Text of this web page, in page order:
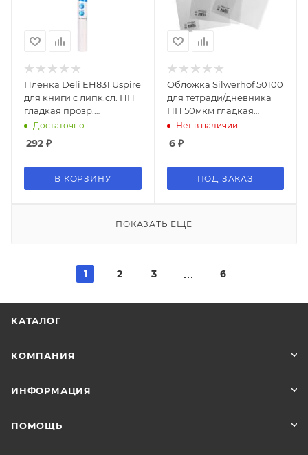
Пленка Deli EH831 Uspire
для книги с липк.сл. ПП
гладкая прозр.
500х3000
Достаточно
292 ₽
В КОРЗИНУ
Обложка Silwerhof 50100
для тетради/дневника
ПП 50мкм гладкая
прозр. 210x345мм
Нет в наличии
6₽
ПОД ЗАКАЗ
ПОКАЗАТЬ ЕЩЕ
1 2 3 6
КАТАЛОГ
КОМПАНИЯ
ИНФОРМАЦИЯ
ПОМОЩЬ